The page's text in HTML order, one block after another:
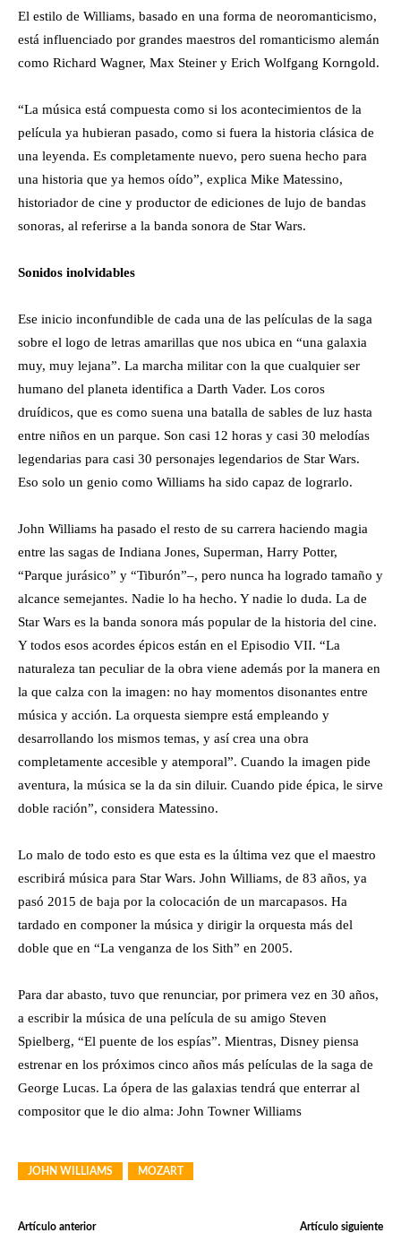
El estilo de Williams, basado en una forma de neoromanticismo,
está influenciado por grandes maestros del romanticismo alemán
como Richard Wagner, Max Steiner y Erich Wolfgang Korngold.
“La música está compuesta como si los acontecimientos de la
película ya hubieran pasado, como si fuera la historia clásica de
una leyenda. Es completamente nuevo, pero suena hecho para
una historia que ya hemos oído”, explica Mike Matessino,
historiador de cine y productor de ediciones de lujo de bandas
sonoras, al referirse a la banda sonora de Star Wars.
Sonidos inolvidables
Ese inicio inconfundible de cada una de las películas de la saga
sobre el logo de letras amarillas que nos ubica en “una galaxia
muy, muy lejana”. La marcha militar con la que cualquier ser
humano del planeta identifica a Darth Vader. Los coros
druídicos, que es como suena una batalla de sables de luz hasta
entre niños en un parque. Son casi 12 horas y casi 30 melodías
legendarias para casi 30 personajes legendarios de Star Wars.
Eso solo un genio como Williams ha sido capaz de lograrlo.
John Williams ha pasado el resto de su carrera haciendo magia
entre las sagas de Indiana Jones, Superman, Harry Potter,
“Parque jurásico” y “Tiburón”–, pero nunca ha logrado tamaño y
alcance semejantes. Nadie lo ha hecho. Y nadie lo duda. La de
Star Wars es la banda sonora más popular de la historia del cine.
Y todos esos acordes épicos están en el Episodio VII. “La
naturaleza tan peculiar de la obra viene además por la manera en
la que calza con la imagen: no hay momentos disonantes entre
música y acción. La orquesta siempre está empleando y
desarrollando los mismos temas, y así crea una obra
completamente accesible y atemporal”. Cuando la imagen pide
aventura, la música se la da sin diluir. Cuando pide épica, le sirve
doble ración”, considera Matessino.
Lo malo de todo esto es que esta es la última vez que el maestro
escribirá música para Star Wars. John Williams, de 83 años, ya
pasó 2015 de baja por la colocación de un marcapasos. Ha
tardado en componer la música y dirigir la orquesta más del
doble que en “La venganza de los Sith” en 2005.
Para dar abasto, tuvo que renunciar, por primera vez en 30 años,
a escribir la música de una película de su amigo Steven
Spielberg, “El puente de los espías”. Mientras, Disney piensa
estrenar en los próximos cinco años más películas de la saga de
George Lucas. La ópera de las galaxias tendrá que enterrar al
compositor que le dio alma: John Towner Williams
JOHN WILLIAMS MOZART
Artículo anterior Artículo siguiente